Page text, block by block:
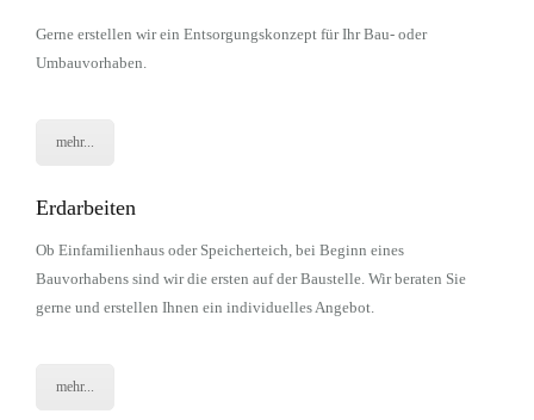
Gerne erstellen wir ein Entsorgungskonzept für Ihr Bau- oder
Umbauvorhaben.
mehr...
Erdarbeiten
Ob Einfamilienhaus oder Speicherteich, bei Beginn eines
Bauvorhabens sind wir die ersten auf der Baustelle. Wir beraten Sie
gerne und erstellen Ihnen ein individuelles Angebot.
mehr...